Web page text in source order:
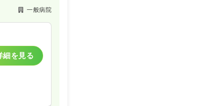
一般病院
細を見る